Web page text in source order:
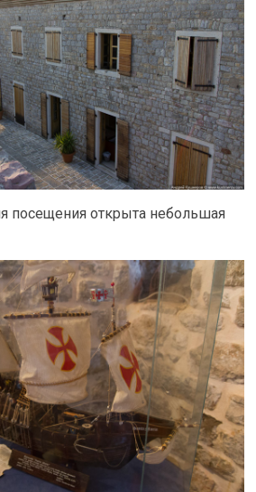
посещения открыта небольшая